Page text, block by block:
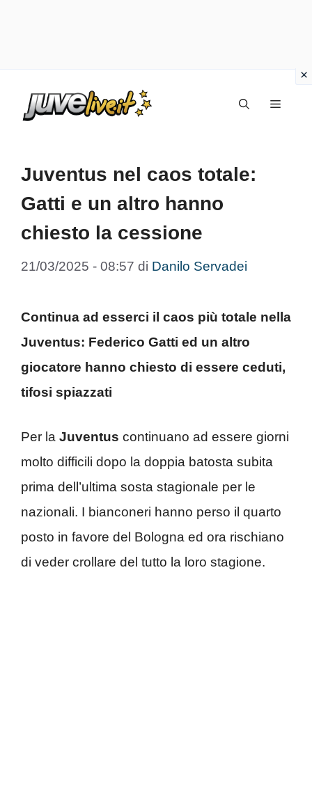
Menu
Juventus nel caos totale:
Gatti e un altro hanno
chiesto la cessione
21/03/2025 - 08:57 di Danilo Servadei
Continua ad esserci il caos più totale nella
Juventus: Federico Gatti ed un altro
giocatore hanno chiesto di essere ceduti,
tifosi spiazzati
Per la Juventus continuano ad essere giorni
molto difficili dopo la doppia batosta subita
prima dell’ultima sosta stagionale per le
nazionali. I bianconeri hanno perso il quarto
posto in favore del Bologna ed ora rischiano
di veder crollare del tutto la loro stagione.